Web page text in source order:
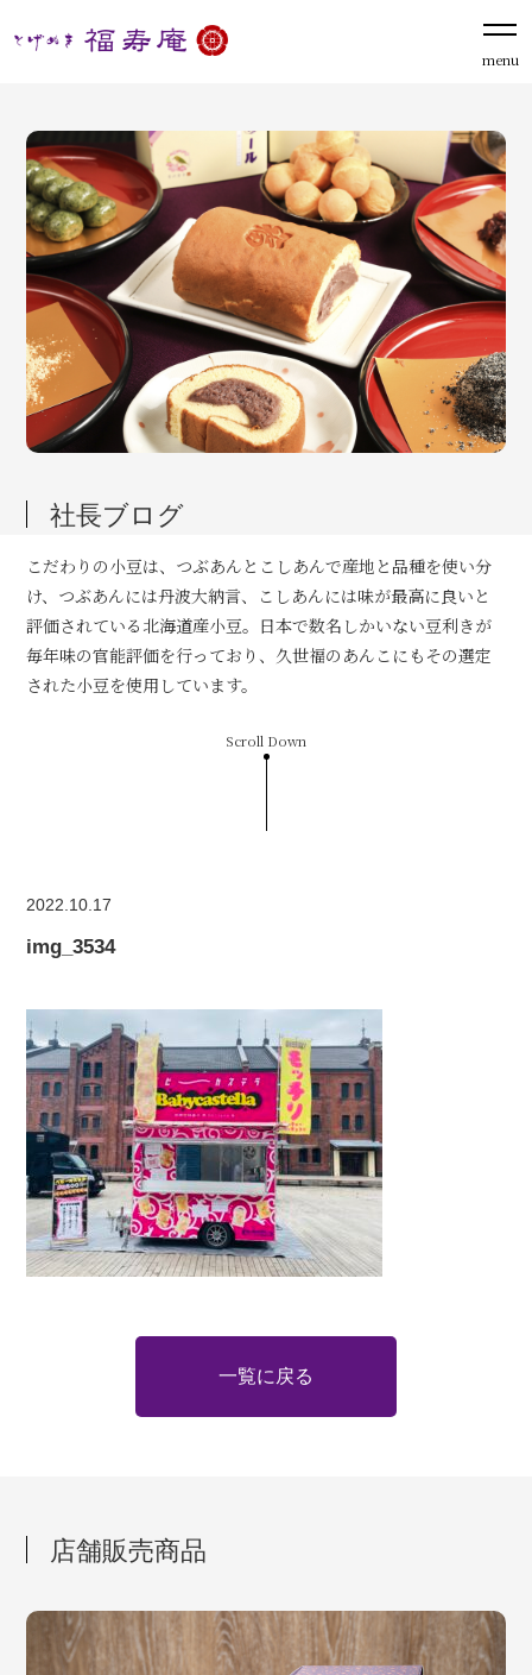
menu
社長ブログ
こだわりの小豆は、つぶあんとこしあんで産地と品種を使い分
け、つぶあんには丹波大納言、こしあんには味が最高に良いと
評価されている北海道産小豆。日本で数名しかいない豆利きが
毎年味の官能評価を行っており、久世福のあんこにもその選定
された小豆を使用しています。
Scroll Down
2022.10.17
img_3534
一覧に戻る
店舗販売商品